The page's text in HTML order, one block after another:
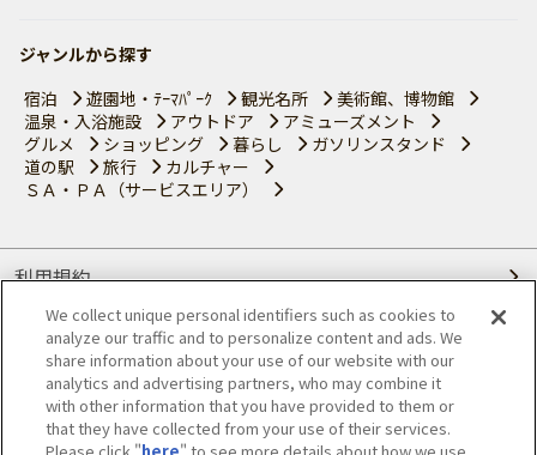
ジャンルから探す
宿泊
遊園地・ﾃｰﾏﾊﾟｰｸ 観光名所
美術館、博物館
温泉・入浴施設
アウトドア
アミューズメント
グルメ
ショッピング 暮らし
ガソリンスタンド
道の駅
旅行
カルチャー
ＳＡ・ＰＡ（サービスエリア）
利用規約
個人情報の取り扱いについて
会員優待サービスの提携をご検討の方へ
JAFホームページ
We collect unique personal identifiers such as cookies to
analyze our traffic and to personalize content and ads. We
share information about your use of our website with our
analytics and advertising partners, who may combine it
with other information that you have provided to them or
that they have collected from your use of their services.